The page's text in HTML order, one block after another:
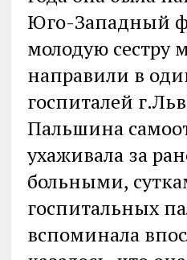
Юго-Западный
молодую сестру
направили в
госпиталей
Пальшина
ухаживала за
больными,
госпитальных
вспоминала